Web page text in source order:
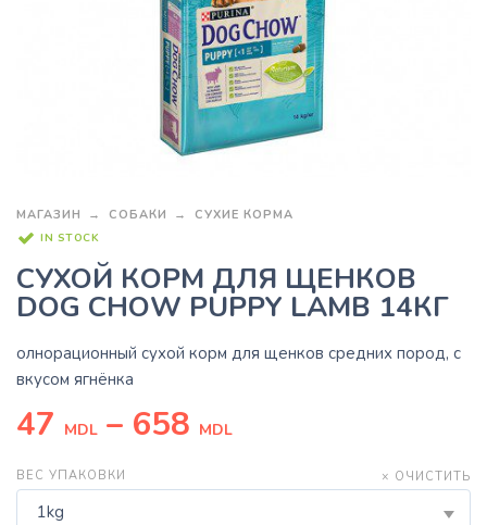
МАГАЗИН СОБАКИ СУХИЕ КОРМА
IN STOCK
СУХОЙ КОРМ ДЛЯ ЩЕНКОВ
DOG CHOW PUPPY LAMB 14КГ
олнорационный сухой корм для щенков средних пород, с
вкусом ягнёнка
47 MDL – 658 MDL
ВЕС УПАКОВКИ
1kg
× ОЧИСТИТЬ